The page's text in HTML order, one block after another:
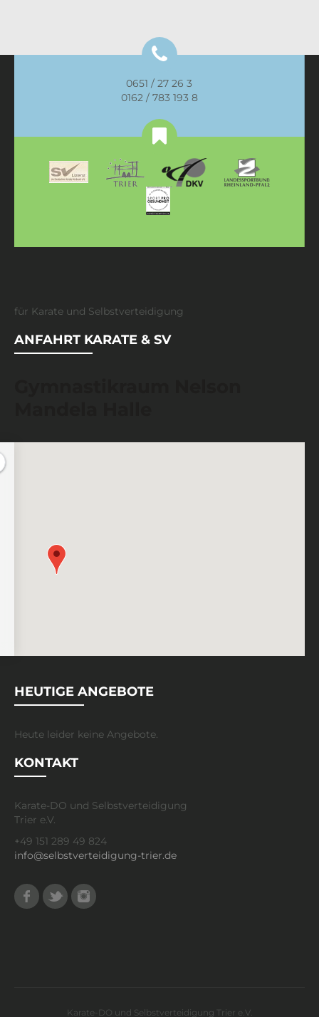
0651 / 27 26 3
0162 / 783 193 8
für Karate und Selbstverteidigung
ANFAHRT KARATE & SV
HEUTIGE ANGEBOTE
Heute leider keine Angebote.
KONTAKT
Karate-DO und Selbstverteidigung
Trier e.V.
+49 151 289 49 824
info@selbstverteidigung-trier.de
Facebook
Twitter
Karate-DO und Selbstverteidigung Trier e.V.